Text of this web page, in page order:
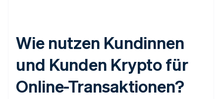
Wie nutzen Kundinnen
und Kunden Krypto für
Online-Transaktionen?